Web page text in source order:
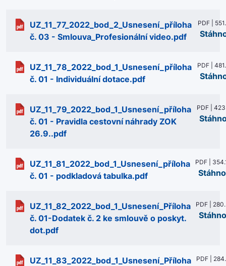
UZ_11_77_2022_bod_2_Usnesení_příloha
č. 03 - Smlouva_Profesionální video.pdf
PDF |
UZ_11_78_2022_bod_1_Usnesení_příloha
č. 01 - Individuální dotace.pdf
PDF |
UZ_11_79_2022_bod_1_Usnesení_příloha
č. 01 - Pravidla cestovní náhrady ZOK
26.9..pdf
PDF |
UZ_11_81_2022_bod_1_Usnesení_příloha
č. 01 - podkladová tabulka.pdf
PDF |
UZ_11_82_2022_bod_1_Usnesení_Příloha
č. 01-Dodatek č. 2 ke smlouvě o poskyt.
dot.pdf
PDF |
UZ_11_83_2022_bod_1_Usnesení_Příloha PDF |